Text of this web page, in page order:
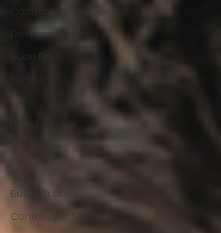
Contratos laborales
Declaraciones
Buen Fin
Sorteo
Deducciones
Cierre fiscal
Aguinaldo
Buzón Tributario
Contribuyente